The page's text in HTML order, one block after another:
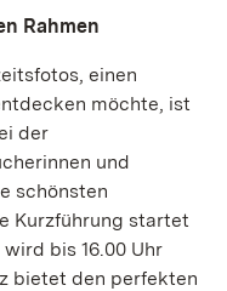
Rahmen
einen
möchte, ist
der
und
schönsten
Kurzführung startet
wird bis 16.00 Uhr
bietet den perfekten